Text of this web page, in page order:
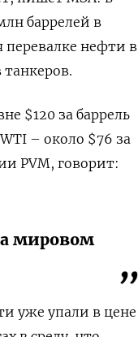
баррелей в
нефти в
$120 за баррель
– около $76 за
PVM, говорит:
мировом
уже упали в цене